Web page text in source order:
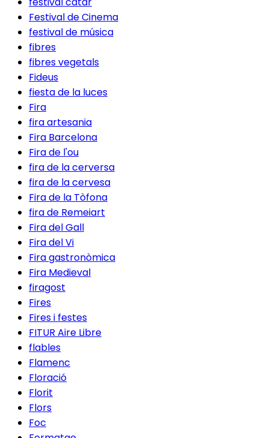
Festival de Cinema
festival de música
fibres
fibres vegetals
Fideus
fiesta de la luces
Fira
fira artesania
Fira Barcelona
Fira de l'ou
fira de la cerversa
fira de la cervesa
Fira de la Tòfona
fira de Remeiart
Fira del Gall
Fira del Vi
Fira gastronòmica
Fira Medieval
firagost
Fires
Fires i festes
FITUR Aire Libre
flables
Flamenc
Floració
Florit
Flors
Foc